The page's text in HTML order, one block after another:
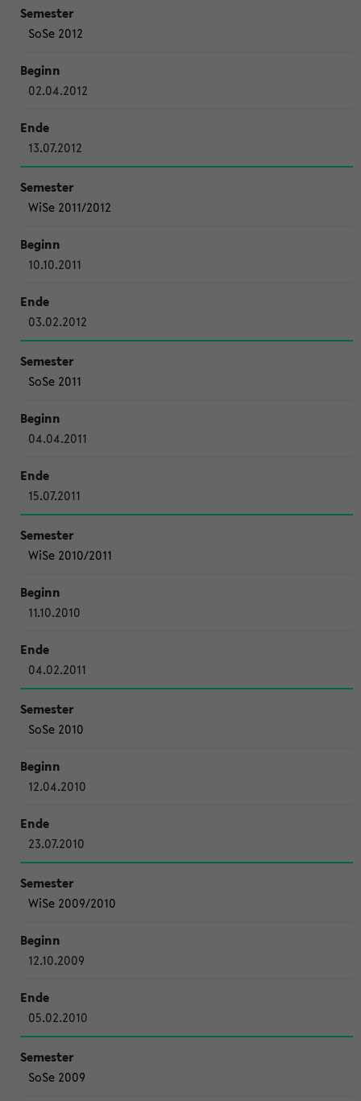
SoSe 2012
02.04.2012
13.07.2012
WiSe 2011/2012
10.10.2011
03.02.2012
SoSe 2011
04.04.2011
15.07.2011
WiSe 2010/2011
11.10.2010
04.02.2011
SoSe 2010
12.04.2010
23.07.2010
WiSe 2009/2010
12.10.2009
05.02.2010
SoSe 2009